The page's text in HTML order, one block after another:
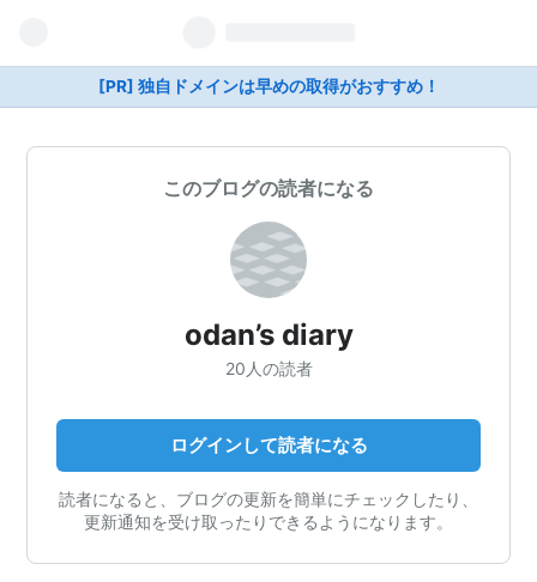
[PR] 独自ドメインは早めの取得がおすすめ！
このブログの読者になる
odan’s diary
20人の読者
ログインして読者になる
読者になると、ブログの更新を簡単にチェックしたり、
更新通知を受け取ったりできるようになります。